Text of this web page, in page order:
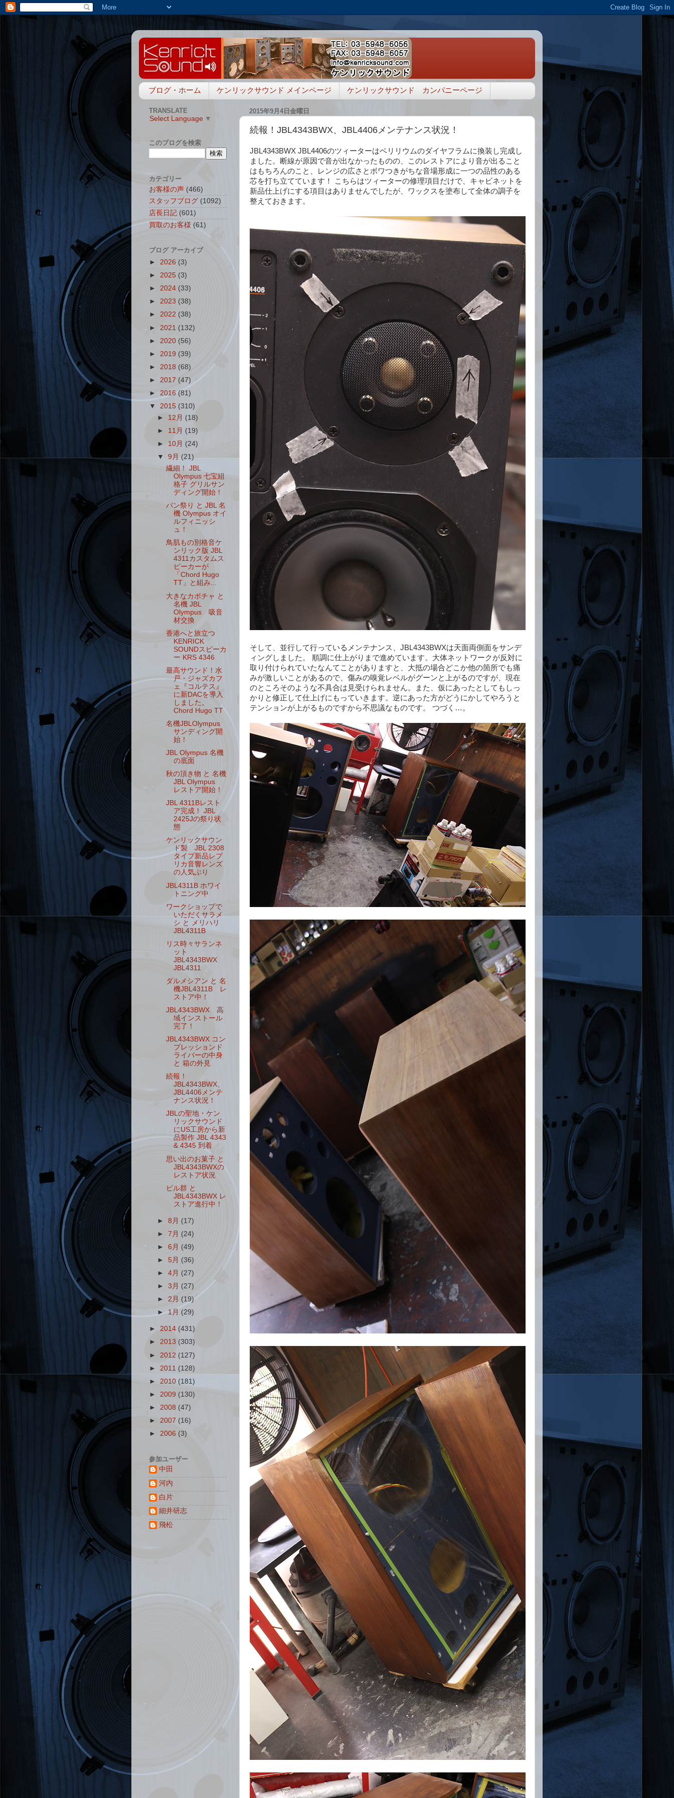
ブログ・ホーム ケンリックサウンド メインページ ケンリックサウンド カンパニーページ
2015年9月4日金曜日
続報！JBL4343BWX、JBL4406メンテナンス状況！
JBL4343BWX JBL4406のツィーターはベリリウムのダイヤフラムに換装し完成し
ました。断線が原因で音が出なかったものの、このレストアにより音が出ること
はもちろんのこと、レンジの広さとボワつきがちな音場形成に一つの品性のある
芯を打ち立てています！ こちらはツィーターの修理項目だけで、キャビネットを
新品仕上げにする項目はありませんでしたが、ワックスを塗布して全体の調子を
整えておきます。
そして、並行して行っているメンテナンス、JBL4343BWXは天面両側面をサンデ
ィングしました。 順調に仕上がりまで進めています。大体ネットワークが反対に
取り付けられていたなんてことがありますと、大抵の場合どこか他の箇所でも痛
みが激しいことがあるので、傷みの嗅覚レベルがグーンと上がるのですが、現在
のところそのような不具合は見受けられません。また、仮にあったとしてもしっ
かりと修正して仕上げにもっていきます。逆にあった方がどうにかしてやろうと
テンションが上がるものですから不思議なものです。 つづく…。
TRANSLATE
Select Language ▼
このブログを検索
カテゴリー
お客様の声 (466)
スタッフブログ (1092)
店長日記 (601)
買取のお客様 (61)
ブログ アーカイブ
► 2026 (3)
► 2025 (3)
► 2024 (33)
► 2023 (38)
► 2022 (38)
► 2021 (132)
► 2020 (56)
► 2019 (39)
► 2018 (68)
► 2017 (47)
► 2016 (81)
▼ 2015 (310)
► 12月 (18)
► 11月 (19)
► 10月 (24)
▼9月(21)
繊細！ JBL
Olympus 七宝組
格子 グリルサン
ディング開始！
パン祭り と JBL 名
機 Olympus オイ
ルフィニッシ
ュ！
鳥肌もの別格音ケ
ンリック版 JBL
4311カスタムス
ピーカーが
「Chord Hugo
TT」と組み...
大きなカボチャ と
名機 JBL
Olympus 吸音
材交換
香港へと旅立つ
KENRICK
SOUNDスピーカ
ー KRS 4346
最高サウンド！水
戸・ジャズカフ
ェ『コルテス』
に新DACを導入
しました。
Chord Hugo TT
名機JBLOlympus
サンディング開
始！
JBL Olympus 名機
の底面
秋の頂き物 と 名機
JBL Olympus
レストア開始！
JBL 4311Bレスト
ア完成！ JBL
2425Jの祭り状
態
ケンリックサウン
ド製 JBL 2308
タイプ新品レプ
リカ音響レンズ
の人気ぶり
JBL4311B ホワイ
トニング中
ワークショップで
いただくサラメ
シ と メリハリ
JBL4311B
リス時々サランネ
ット
JBL4343BWX
JBL4311
ダルメシアン と 名
機JBL4311B レ
ストア中！
JBL4343BWX 高
域インストール
完了！
JBL4343BWX コン
プレッションド
ライバーの中身
と 箱の外見
続報！
JBL4343BWX、
JBL4406メンテ
ナンス状況！
JBLの聖地・ケン
リックサウンド
にUS工房から新
品製作 JBL 4343
& 4345 到着
思い出のお菓子 と
JBL4343BWXの
レストア状況
ビル群 と
JBL4343BWX レ
ストア進行中！
►8月 (17)
►7月 (24)
►6月 (49)
►5月 (36)
►4月 (27)
►3月 (27)
►2月(19)
►1月 (29)
► 2014 (431)
► 2013 (303)
► 2012 (127)
► 2011 (128)
► 2010 (181)
► 2009 (130)
► 2008 (47)
► 2007 (16)
► 2006 (3)
参加ユーザー
中田
河内
白片
細井研志
飛松